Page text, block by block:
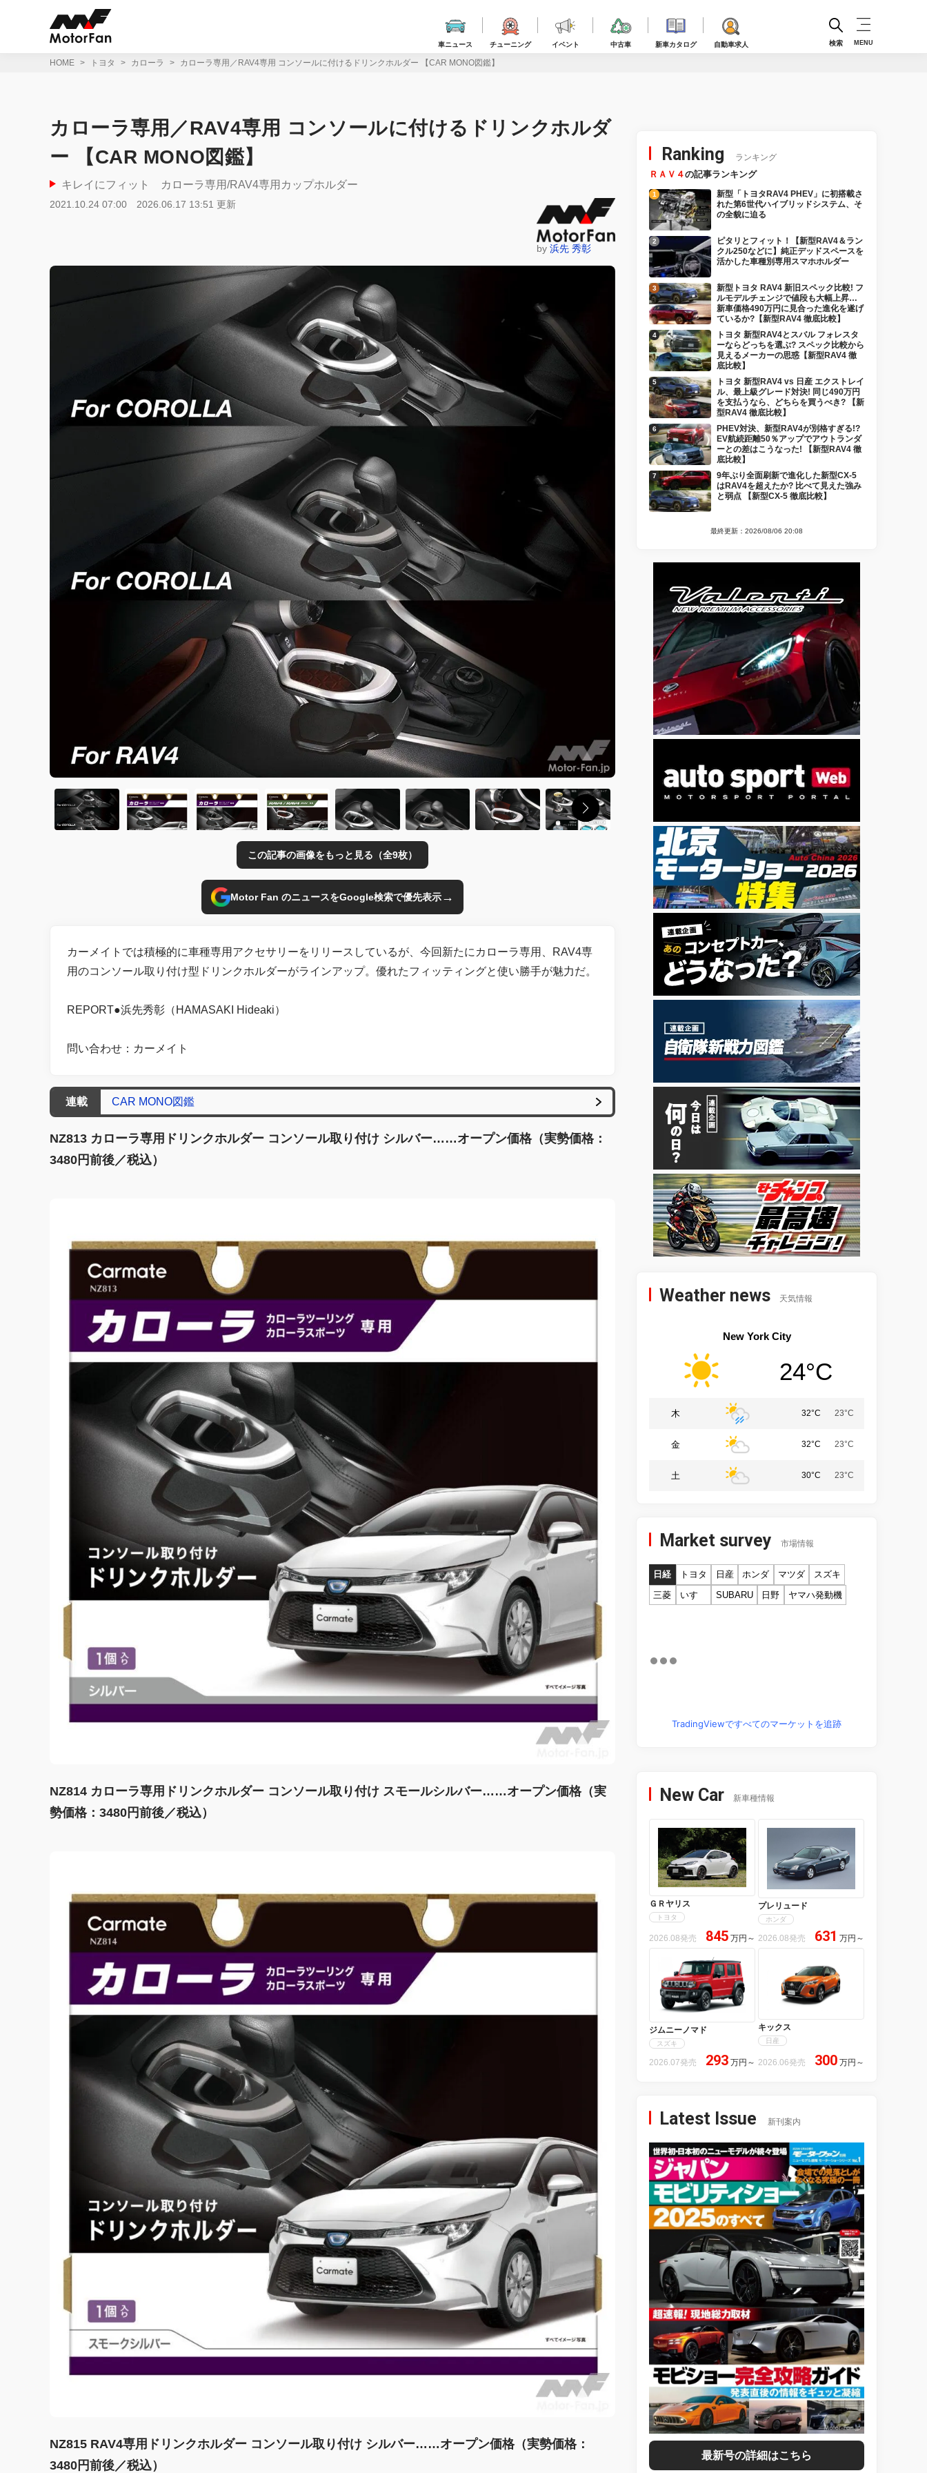
車ニュース チューニング イベント 中古車 新車カタログ 自動車求人 検索 MENU
HOME トヨタ カローラ カローラ専用／RAV4専用 コンソールに付けるドリンクホルダー 【CAR MONO図鑑】
カローラ専用／RAV4専用 コンソールに付けるドリンクホルダ
ー 【CAR MONO図鑑】
キレイにフィット カローラ専用/RAV4専用カップホルダー
2021.10.24 07:00 2026.06.17 13:51 更新
by 浜先 秀彰
この記事の画像をもっと見る（全9枚）
Motor Fan のニュースをGoogle検索で優先表示→
カーメイトでは積極的に車種専用アクセサリーをリリースしているが、今回新たにカローラ専用、RAV4専
用のコンソール取り付け型ドリンクホルダーがラインアップ。優れたフィッティングと使い勝手が魅力だ。
REPORT●浜先秀彰（HAMASAKI Hideaki）
問い合わせ：カーメイト
連載 CAR MONO図鑑
NZ813 カローラ専用ドリンクホルダー コンソール取り付け シルバー……オープン価格（実勢価格：
3480円前後／税込）
NZ814 カローラ専用ドリンクホルダー コンソール取り付け スモールシルバー……オープン価格（実
勢価格：3480円前後／税込）
NZ815 RAV4専用ドリンクホルダー コンソール取り付け シルバー……オープン価格（実勢価格：
3480円前後／税込）
Ranking ランキング
ＲＡＶ４の記事ランキング
新型「トヨタRAV4 PHEV」に初搭載さ
れた第6世代ハイブリッドシステム、そ
の全貌に迫る
ピタリとフィット！【新型RAV4＆ラン
クル250などに】純正デッドスペースを
活かした車種別専用スマホホルダー
新型トヨタ RAV4 新旧スペック比較! フ
ルモデルチェンジで値段も大幅上昇…
新車価格490万円に見合った進化を遂げ
ているか?【新型RAV4 徹底比較】
トヨタ 新型RAV4とスバル フォレスタ
ーならどっちを選ぶ? スペック比較から
見えるメーカーの思惑【新型RAV4 徹
底比較】
トヨタ 新型RAV4 vs 日産 エクストレイ
ル、最上級グレード対決! 同じ490万円
を支払うなら、どちらを買うべき? 【新
型RAV4 徹底比較】
PHEV対決、新型RAV4が別格すぎる!?
EV航続距離50％アップでアウトランダ
ーとの差はこうなった! 【新型RAV4 徹
底比較】
9年ぶり全面刷新で進化した新型CX-5
はRAV4を超えたか? 比べて見えた強み
と弱点 【新型CX-5 徹底比較】
最終更新：2026/08/06 20:08
Weather news 天気情報
New York City
24°C
木 32°C 23°C
金 32°C 23°C
土 30°C 23°C
Market survey 市場情報
日経 トヨタ 日産 ホンダ マツダ
スズキ
三菱
いすゞ SUBARU 日野 ヤマハ発動機
TradingViewですべてのマーケットを追跡
New Car 新車種情報
ＧＲヤリス
トヨタ
2026.08発売 845 万円 ～
プレリュード
ホンダ
2026.08発売 631 万円 ～
ジムニーノマド
スズキ
2026.07発売 293 万円 ～
キックス
日産
2026.06発売 300 万円 ～
Latest Issue 新刊案内
最新号の詳細はこちら